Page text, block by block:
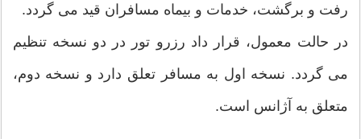
رفت و برگشت، خدمات و بیماه مسافران قید می گردد.
در حالت معمول، قرار داد رزرو تور در دو نسخه تنظیم
می گردد. نسخه اول به مسافر تعلق دارد و نسخه دوم،
متعلق به آژانس است.